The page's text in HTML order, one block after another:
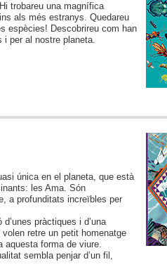
trobareu una magnífica
als més estranys. Quedareu
espècies! Descobrireu com han
i per al nostre planeta.
única en el planeta, que està
les Ama. Són
a profunditats increïbles per
pràctiques i d’una
retre un petit homenatge
aquesta forma de viure.
sembla penjar d’un fil,